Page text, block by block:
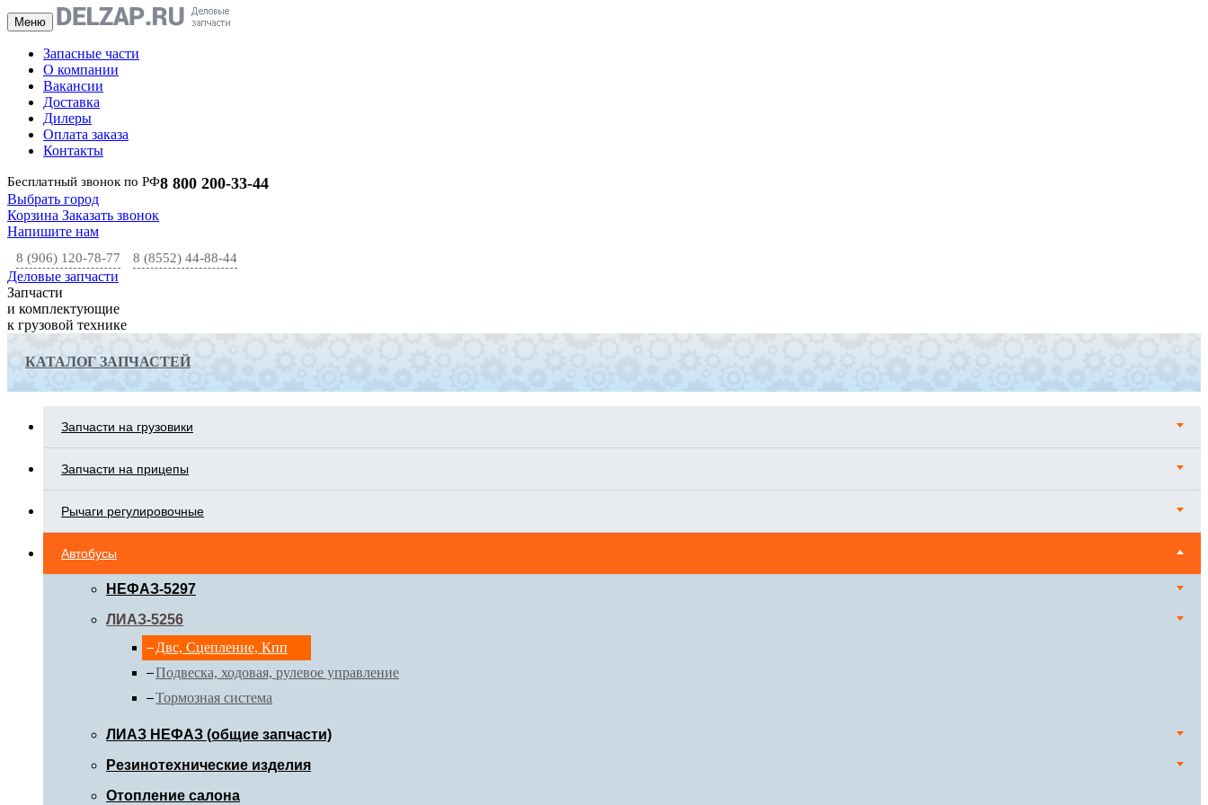
Меню
Запасные части
О компании
Вакансии
Доставка
Дилеры
Оплата заказа
Контакты
Бесплатный звонок по РФ8 800 200-33-44
Выбрать город
Корзина Заказать звонок
Напишите нам
8 (906) 120-78-77 8 (8552) 44-88-44
Деловые запчасти
Запчасти
и комплектующие
к грузовой технике
КАТАЛОГ ЗАПЧАСТЕЙ
Запчасти на грузовики
Запчасти на прицепы
Рычаги регулировочные
Автобусы
НЕФАЗ-5297
ЛИАЗ-5256
Двс, Сцепление, Кпп
Подвеска, ходовая, рулевое управление
Тормозная система
ЛИАЗ НЕФАЗ (общие запчасти)
Резинотехнические изделия
Отопление салона